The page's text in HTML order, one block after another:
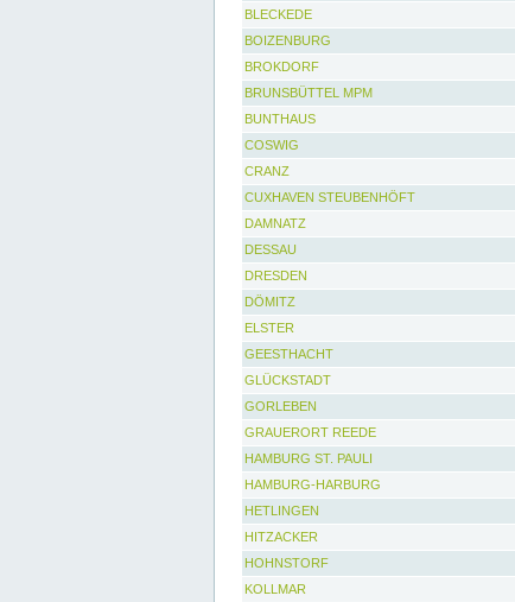
BLECKEDE
BOIZENBURG
BROKDORF
BRUNSBÜTTEL MPM
BUNTHAUS
COSWIG
CRANZ
CUXHAVEN STEUBENHÖFT
DAMNATZ
DESSAU
DRESDEN
DÖMITZ
ELSTER
GEESTHACHT
GLÜCKSTADT
GORLEBEN
GRAUERORT REEDE
HAMBURG ST. PAULI
HAMBURG-HARBURG
HETLINGEN
HITZACKER
HOHNSTORF
KOLLMAR